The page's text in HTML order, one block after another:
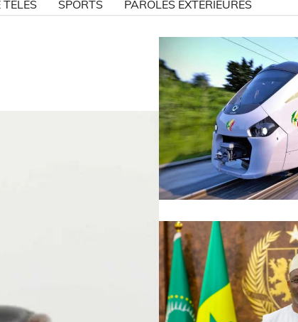
TÉLÉS SPORTS PAROLES EXTÉRIEURES